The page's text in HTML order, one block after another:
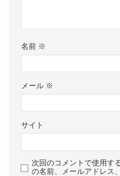
名前 ※
メール ※
サイト
次回のコメントで使用す
の名前、メールアドレス